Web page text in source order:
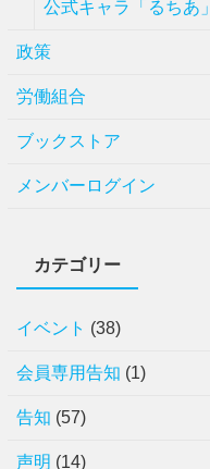
公式キャラ「るちあ」
政策
労働組合
ブックストア
メンバーログイン
カテゴリー
イベント (38)
会員専用告知 (1)
告知 (57)
声明 (14)